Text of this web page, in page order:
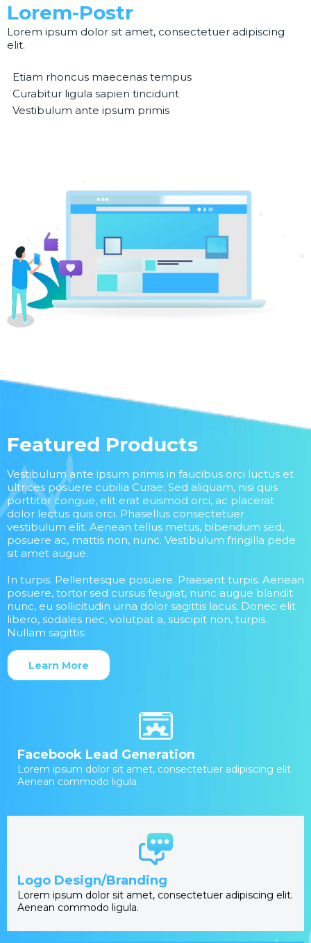
Lorem-Postr
Lorem ipsum dolor sit amet, consectetuer adipiscing
elit.
Etiam rhoncus maecenas tempus
Curabitur ligula sapien tincidunt
Vestibulum ante ipsum primis
Featured Products
Vestibulum ante ipsum primis in faucibus orci luctus et
ultrices posuere cubilia Curae; Sed aliquam, nisi quis
porttitor congue, elit erat euismod orci, ac placerat
dolor lectus quis orci. Phasellus consectetuer
vestibulum elit. Aenean tellus metus, bibendum sed,
posuere ac, mattis non, nunc. Vestibulum fringilla pede
sit amet augue.
In turpis. Pellentesque posuere. Praesent turpis. Aenean
posuere, tortor sed cursus feugiat, nunc augue blandit
nunc, eu sollicitudin urna dolor sagittis lacus. Donec elit
libero, sodales nec, volutpat a, suscipit non, turpis.
Nullam sagittis.
Learn More
Facebook Lead Generation
Lorem ipsum dolor sit amet, consectetuer adipiscing elit.
Aenean commodo ligula.
Logo Design/Branding
Lorem ipsum dolor sit amet, consectetuer adipiscing elit.
Aenean commodo ligula.